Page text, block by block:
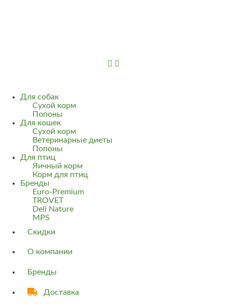
Для собак
Сухой корм
Попоны
Для кошек
Сухой корм
Ветеринарные диеты
Попоны
Для птиц
Яичный корм
Корм для птиц
Бренды
Euro-Premium
TROVET
Deli Nature
MPS
Скидки
О компании
Бренды
Доставка